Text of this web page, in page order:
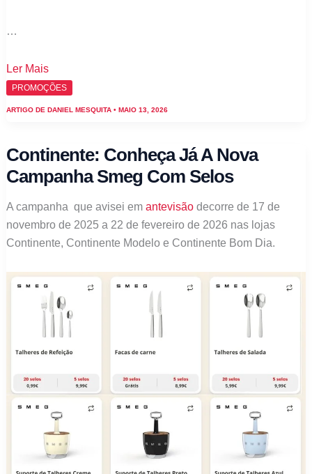
…
Continente:
Está
nova
Campanha
selos
Ler Mais
PROMOÇÕES
ARTIGO DE DANIEL MESQUITA • MAIO 13, 2026
Continente: Conheça Já A Nova
Campanha Smeg Com Selos
A campanha que avisei em antevisãodecorre de 17 de
novembro de 2025 a 22 de fevereiro de 2026 nas lojas
Continente, Continente Modelo e Continente Bom Dia.